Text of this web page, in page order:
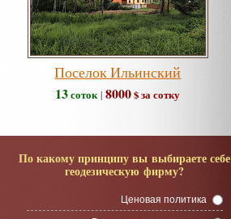
Поселок Ильинский
13соток|8000$ за сотку
По какому принципу вы выбираете себе
геодезическую фирму?
Ценовая политика